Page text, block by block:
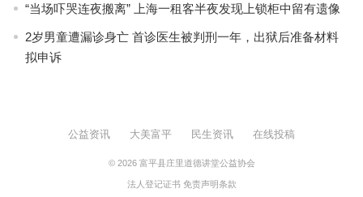
“当场吓哭连夜搬离” 上海一租客半夜发现上锁柜中留有遗像
2岁男童遭漏诊身亡 首诊医生被判刑一年，出狱后准备材料
拟申诉
公益资讯 大美富平 民生资讯 在线投稿
© 2026 富平县庄里道德讲堂公益协会
法人登记证书 免责声明条款